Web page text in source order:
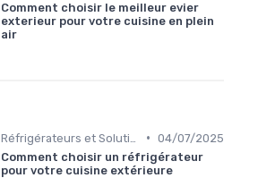
Comment choisir le meilleur evier
exterieur pour votre cuisine en plein
air
• 04/07/2025
Comment choisir un réfrigérateur
pour votre cuisine extérieure